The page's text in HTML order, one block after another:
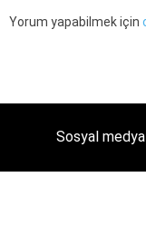
Yorum yapabilmek için
Sosyal medya